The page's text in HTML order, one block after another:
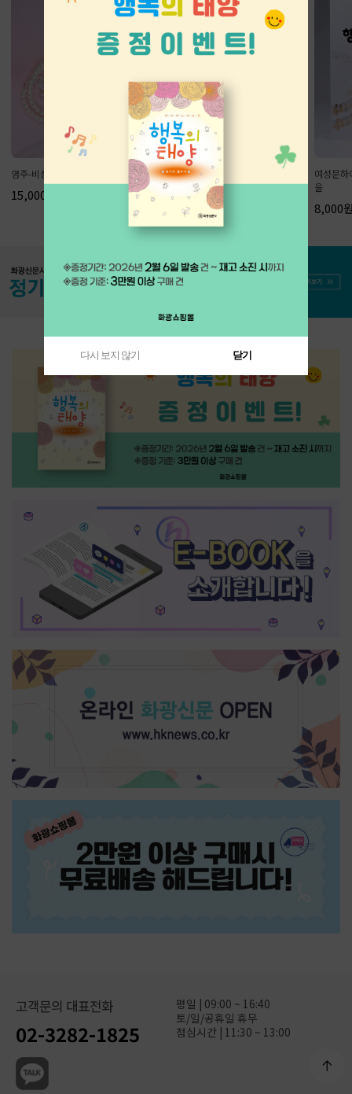
염주-비상
15,000원
염주-버드나무 브라운
35,000원
여성문
을
8,000
고객문의 대표전화
02-3282-1825
평일 | 09:00 ~ 16:40
토/일/공휴일 휴무
점심시간 | 11:30 ~ 13:00
다시 보지 않기 닫기